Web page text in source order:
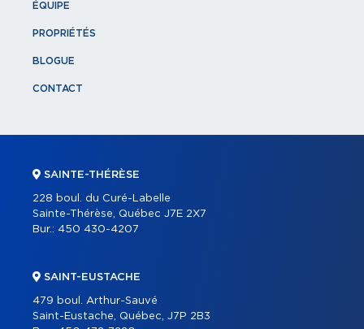
ÉQUIPE
PROPRIÉTÉS
BLOGUE
CONTACT
SAINTE-THÉRÈSE
228 boul. du Curé-Labelle
Sainte-Thérèse, Québec J7E 2X7
Bur.: 450 430-4207
SAINT-EUSTACHE
479 boul. Arthur-Sauvé
Saint-Eustache, Québec, J7P 2B3